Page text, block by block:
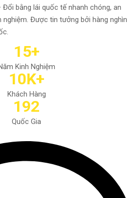
bằng lái quốc tế nhanh chóng, an
nghiệm. Được tin tưởng bởi hàng nghìn
15+
Kinh Nghiệm
10K+
Khách Hàng
192
Quốc Gia